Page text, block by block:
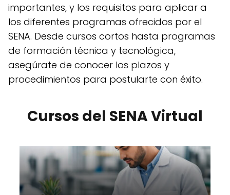
importantes, y los requisitos para aplicar a
los diferentes programas ofrecidos por el
SENA. Desde cursos cortos hasta programas
de formación técnica y tecnológica,
asegúrate de conocer los plazos y
procedimientos para postularte con éxito.
Cursos del SENA Virtual